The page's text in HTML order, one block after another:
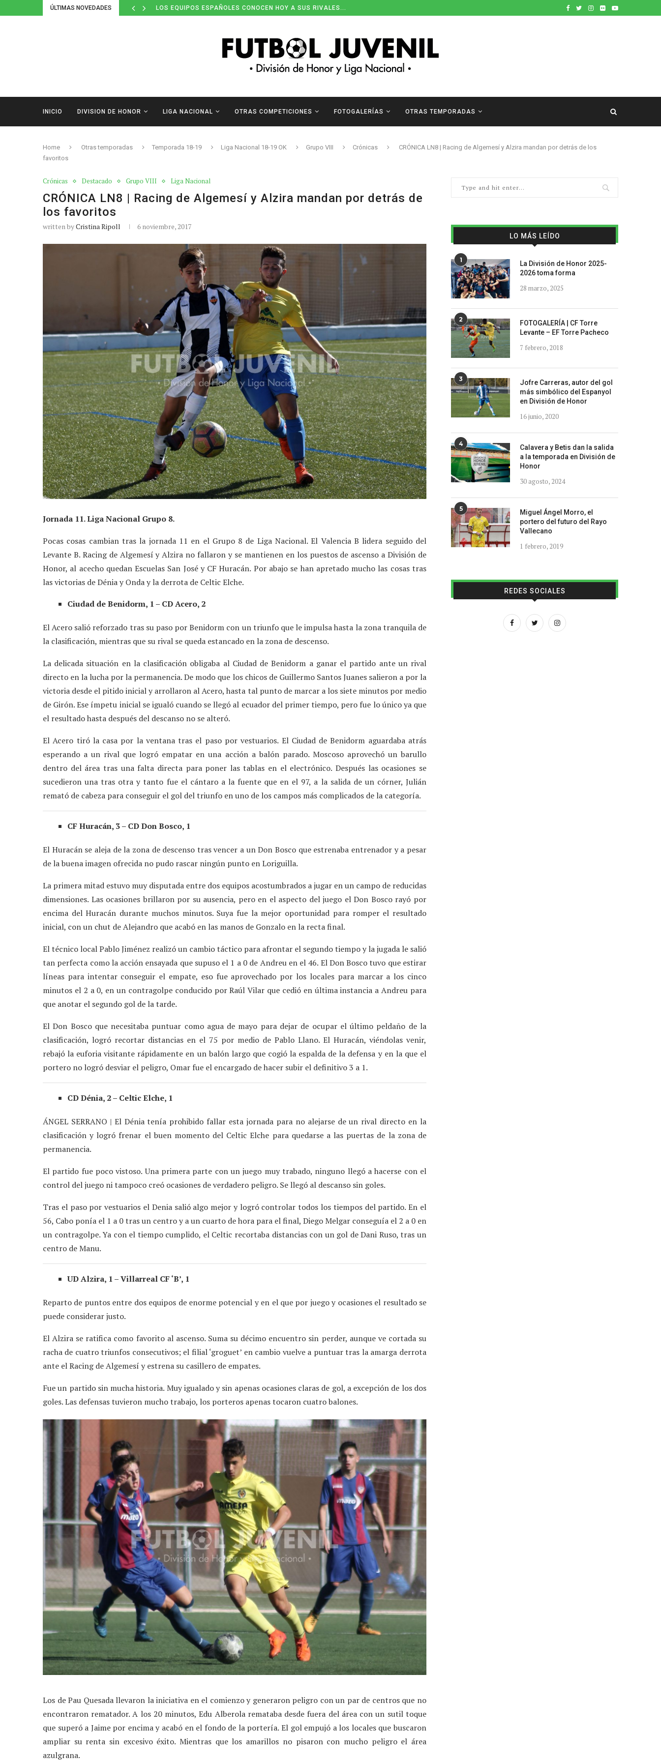
ÚLTIMAS NOVEDADES DEFINIDOS LOS CALENDARIOS DE DIVISIÓN DE HONOR
INICIO DIVISION DE HONOR LIGA NACIONAL OTRAS COMPETICIONES FOTOGALERÍAS OTRAS TEMPORADAS
Home Otras temporadas Temporada 18-19 Liga Nacional 18-19 OK Grupo VIII Crónicas
CRÓNICA LN8 | Racing de Algemesí y Alzira mandan por detrás de los
favoritos
Crónicas Destacado Grupo VIII Liga Nacional
CRÓNICA LN8 | Racing de Algemesí y Alzira mandan por detrás de
los favoritos
written byCristina Ripoll 6 noviembre, 2017
Jornada 11. Liga Nacional Grupo 8.
Pocas cosas cambian tras la jornada 11 en el Grupo 8 de Liga Nacional. El Valencia B lidera seguido del
Levante B. Racing de Algemesí y Alzira no fallaron y se mantienen en los puestos de ascenso a División de
Honor, al acecho quedan Escuelas San José y CF Huracán. Por abajo se han apretado mucho las cosas tras
las victorias de Dénia y Onda y la derrota de Celtic Elche.
Ciudad de Benidorm, 1 – CD Acero, 2
El Acero salió reforzado tras su paso por Benidorm con un triunfo que le impulsa hasta la zona tranquila de
la clasificación, mientras que su rival se queda estancado en la zona de descenso.
La delicada situación en la clasificación obligaba al Ciudad de Benidorm a ganar el partido ante un rival
directo en la lucha por la permanencia. De modo que los chicos de Guillermo Santos Juanes salieron a por la
victoria desde el pitido inicial y arrollaron al Acero, hasta tal punto de marcar a los siete minutos por medio
de Girón. Ese ímpetu inicial se igualó cuando se llegó al ecuador del primer tiempo, pero fue lo único ya que
el resultado hasta después del descanso no se alteró.
El Acero tiró la casa por la ventana tras el paso por vestuarios. El Ciudad de Benidorm aguardaba atrás
esperando a un rival que logró empatar en una acción a balón parado. Moscoso aprovechó un barullo
dentro del área tras una falta directa para poner las tablas en el electrónico. Después las ocasiones se
sucedieron una tras otra y tanto fue el cántaro a la fuente que en el 97, a la salida de un córner, Julián
remató de cabeza para conseguir el gol del triunfo en uno de los campos más complicados de la categoría.
CF Huracán, 3 – CD Don Bosco, 1
El Huracán se aleja de la zona de descenso tras vencer a un Don Bosco que estrenaba entrenador y a pesar
de la buena imagen ofrecida no pudo rascar ningún punto en Loriguilla.
La primera mitad estuvo muy disputada entre dos equipos acostumbrados a jugar en un campo de reducidas
dimensiones. Las ocasiones brillaron por su ausencia, pero en el aspecto del juego el Don Bosco rayó por
encima del Huracán durante muchos minutos. Suya fue la mejor oportunidad para romper el resultado
inicial, con un chut de Alejandro que acabó en las manos de Gonzalo en la recta final.
El técnico local Pablo Jiménez realizó un cambio táctico para afrontar el segundo tiempo y la jugada le salió
tan perfecta como la acción ensayada que supuso el 1 a 0 de Andreu en el 46. El Don Bosco tuvo que estirar
líneas para intentar conseguir el empate, eso fue aprovechado por los locales para marcar a los cinco
minutos el 2 a 0, en un contragolpe conducido por Raúl Vilar que cedió en última instancia a Andreu para
que anotar el segundo gol de la tarde.
El Don Bosco que necesitaba puntuar como agua de mayo para dejar de ocupar el último peldaño de la
clasificación, logró recortar distancias en el 75 por medio de Pablo Llano. El Huracán, viéndolas venir,
rebajó la euforia visitante rápidamente en un balón largo que cogió la espalda de la defensa y en la que el
portero no logró desviar el peligro, Omar fue el encargado de hacer subir el definitivo 3 a 1.
CD Dénia, 2 – Celtic Elche, 1
ÁNGEL SERRANO | El Dénia tenía prohibido fallar esta jornada para no alejarse de un rival directo en la
clasificación y logró frenar el buen momento del Celtic Elche para quedarse a las puertas de la zona de
permanencia.
El partido fue poco vistoso. Una primera parte con un juego muy trabado, ninguno llegó a hacerse con el
control del juego ni tampoco creó ocasiones de verdadero peligro. Se llegó al descanso sin goles.
Tras el paso por vestuarios el Denia salió algo mejor y logró controlar todos los tiempos del partido. En el
56, Cabo ponía el 1 a 0 tras un centro y a un cuarto de hora para el final, Diego Melgar conseguía el 2 a 0 en
un contragolpe. Ya con el tiempo cumplido, el Celtic recortaba distancias con un gol de Dani Ruso, tras un
centro de Manu.
UD Alzira, 1 – Villarreal CF ‘B’, 1
Reparto de puntos entre dos equipos de enorme potencial y en el que por juego y ocasiones el resultado se
puede considerar justo.
El Alzira se ratifica como favorito al ascenso. Suma su décimo encuentro sin perder, aunque ve cortada su
racha de cuatro triunfos consecutivos; el filial ‘groguet’ en cambio vuelve a puntuar tras la amarga derrota
ante el Racing de Algemesí y estrena su casillero de empates.
Fue un partido sin mucha historia. Muy igualado y sin apenas ocasiones claras de gol, a excepción de los dos
goles. Las defensas tuvieron mucho trabajo, los porteros apenas tocaron cuatro balones.
Los de Pau Quesada llevaron la iniciativa en el comienzo y generaron peligro con un par de centros que no
encontraron rematador. A los 20 minutos, Edu Alberola remataba desde fuera del área con un sutil toque
que superó a Jaime por encima y acabó en el fondo de la portería. El gol empujó a los locales que buscaron
ampliar su renta sin excesivo éxito. Mientras que los amarillos no pisaron con mucho peligro el área
azulgrana.
LO MÁS LEÍDO
1
La División de Honor 2025-
2026 toma forma
28 marzo, 2025
2
FOTOGALERÍA | CF Torre
Levante – EF Torre Pacheco
7 febrero, 2018
3
Jofre Carreras, autor del gol
más simbólico del Espanyol
en División de Honor
16 junio, 2020
4
Calavera y Betis dan la salida
a la temporada en División de
Honor
30 agosto, 2024
5
Miguel Ángel Morro, el
portero del futuro del Rayo
Vallecano
1 febrero, 2019
REDES SOCIALES